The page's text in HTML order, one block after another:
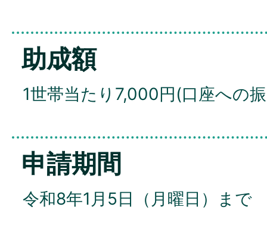
助成額
1世帯当たり7,000円(口座への
申請期間
令和8年1月5日（月曜日）まで